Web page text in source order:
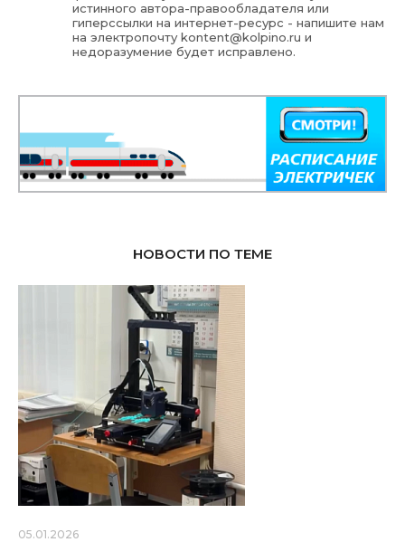
истинного автора-правообладателя или
гиперссылки на интернет-ресурс - напишите нам
на электропочтуkontent@kolpino.ru и
недоразумение будет исправлено.
НОВОСТИ ПО ТЕМЕ
05.01.2026